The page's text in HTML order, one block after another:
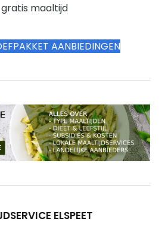
gratis maaltijd
AANBIEDINGEN
ELSPEET